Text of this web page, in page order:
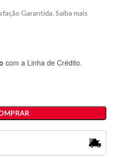
Garantida. Saiba mais
com a Linha de Crédito.